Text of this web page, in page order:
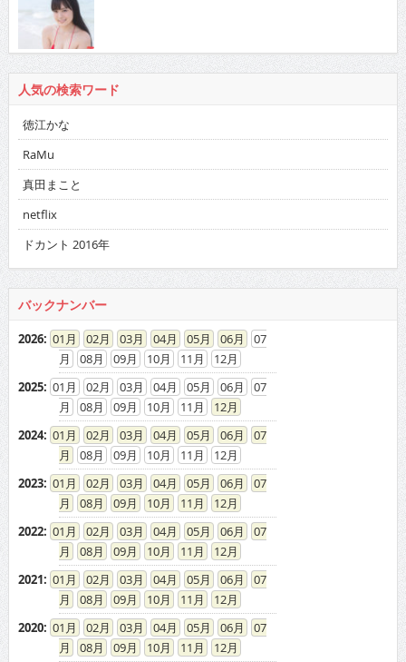
人気の検索ワード
徳江かな
RaMu
真田まこと
netflix
ドカント 2016年
バックナンバー
2026: 01 02 03 04 05 06
07
08
09 10 11
12
2025: 01 02 03 04 05 06
07
08
09 10 11
12
2024: 01 02 03 04 05 06
07
08
09 10 11
12
2023: 01 02 03 04 05 06
07
08
09 10 11
12
2022: 01 02 03 04 05 06
07
08
09 10 11
12
2021: 01 02 03 04 05 06
07
08
09 10 11
12
2020: 01 02 03 04 05 06
07
08
09 10 11
12